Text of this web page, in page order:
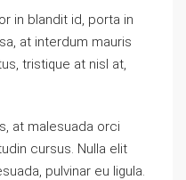
in blandit id, porta in
at interdum mauris
tristique at nisl at,
at malesuada orci
cursus. Nulla elit
pulvinar eu ligula.